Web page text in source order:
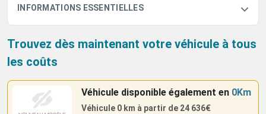
INFORMATIONS ESSENTIELLES
Trouvez dès maintenant votre véhicule à tous
les coûts
Véhicule disponible également en 0Km
Véhicule 0 km à partir de 24 636€